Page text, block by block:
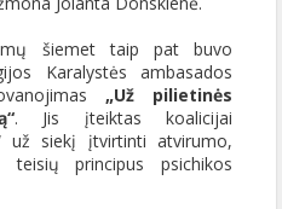
šiemet taip pat buvo
Karalystės ambasados
„Už pilietinės
. Jis įteiktas koalicijai
už siekį įtvirtinti atvirumo,
teisių principus psichikos